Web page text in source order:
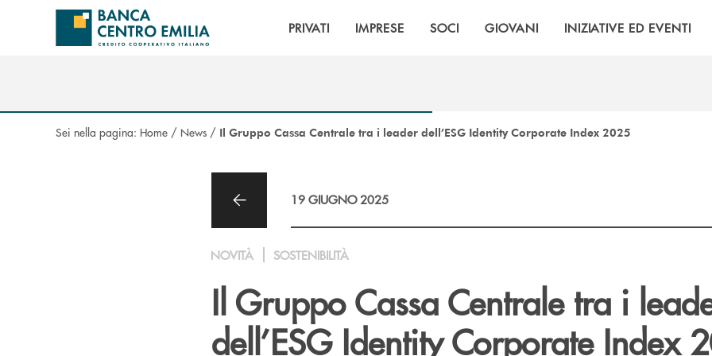
Salta al contenuto principale
PRIVATI IMPRESE SOCI GIOVANI INIZIATIVE ED EVENTI
Sei nella pagina: Home / News / Il Gruppo Cassa Centrale tra i leader dell’ESG Identity Corporate Index 2025
19 GIUGNO 2025
NOVITÀ SOSTENIBILITÀ
Il Gruppo Cassa Centrale tra i
dell’ESG Identity Corporate Index